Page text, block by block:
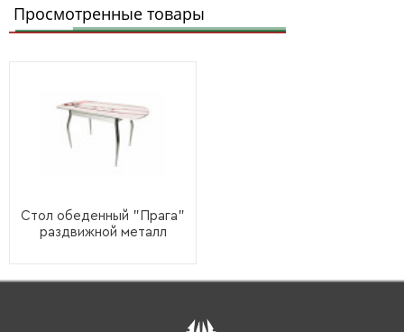
Просмотренные товары
Стол обеденный "Прага"
раздвижной металл